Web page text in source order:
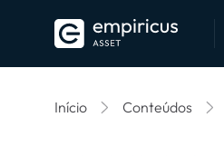
Início Conteúdos